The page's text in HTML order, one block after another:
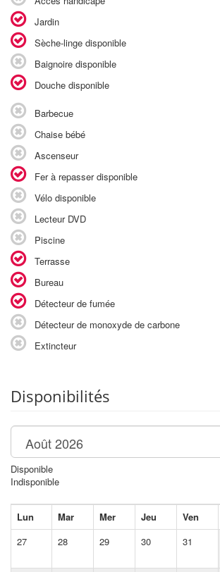
Jardin
Sèche-linge disponible
Baignoire disponible
Douche disponible
Barbecue
Chaise bébé
Ascenseur
Fer à repasser disponible
Vélo disponible
Lecteur DVD
Piscine
Terrasse
Bureau
Détecteur de fumée
Détecteur de monoxyde de carbone
Extincteur
Disponibilités
Disponible
Indisponible
Lun Mar Mer Jeu Ven
27
28 29 30 31